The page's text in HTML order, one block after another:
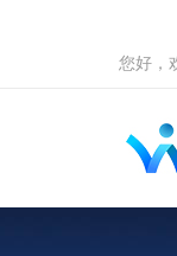
您好，